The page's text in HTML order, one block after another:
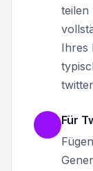
teilen
Ihres
Für